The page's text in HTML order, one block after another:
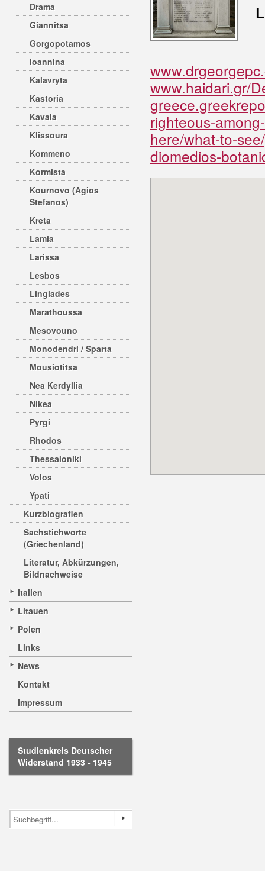
Drama
Giannitsa
Gorgopotamos
Ioannina
Kalavryta
Kastoria
Kavala
Klissoura
Kommeno
Kormista
Kournovo (Agios
Stefanos)
Kreta
Lamia
Larissa
Lesbos
Lingiades
Marathoussa
Mesovouno
Monodendri / Sparta
Mousiotitsa
Nea Kerdyllia
Nikea
Pyrgi
Rhodos
Thessaloniki
Volos
Ypati
Kurzbiografien
Sachstichworte
(Griechenland)
Literatur, Abkürzungen,
Bildnachweise
Italien
Litauen
Polen
Links
News
Kontakt
Impressum
Studienkreis Deutscher
Widerstand 1933 - 1945
www.haidari.gr/
righteous-
here/what-to-
diomedios-